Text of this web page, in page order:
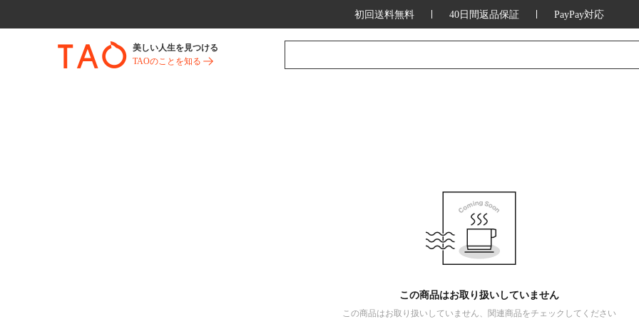
初回送料無料 40日間返品保証 PayPay対応
美しい人生を見つける
TAOのことを知る
この商品はお取り扱いしていません
この商品はお取り扱いしていません、関連商品をチェックしてください